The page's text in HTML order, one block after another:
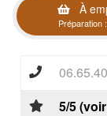
À
Préparation
5/5